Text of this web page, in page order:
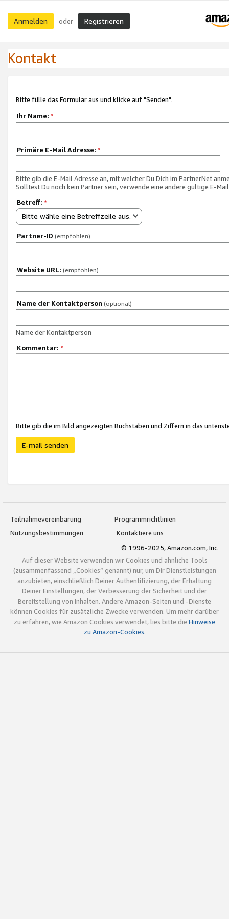
Anmelden oder Registrieren
Kontakt
Bitte fülle das Formular aus und klicke auf "Senden".
Ihr Name: *
Primäre E-Mail Adresse: *
Bitte gib die E-Mail Adresse an, mit welcher Du Dich im PartnerNet
Solltest Du noch kein Partner sein, verwende eine andere gültige E-
Betreff: *
Bitte wähle eine Betreffzeile aus.
Partner-ID (empfohlen)
Website URL: (empfohlen)
Name der Kontaktperson (optional)
Name der Kontaktperson
Kommentar: *
Bitte gib die im Bild angezeigten Buchstaben und Ziffern in das
E-mail senden
Teilnahmevereinbarung
Programmrichtlinien
Nutzungsbestimmungen
Kontaktiere uns
© 1996-2025, Amazon.com, Inc.
Auf dieser Website verwenden wir Cookies und ähnliche Tools
(zusammenfassend „Cookies“ genannt) nur, um Dir Dienstleistungen
anzubieten, einschließlich Deiner Authentifizierung, der Erhaltung
Deiner Einstellungen, der Verbesserung der Sicherheit und der
Bereitstellung von Inhalten. Andere Amazon-Seiten und -Dienste
können Cookies für zusätzliche Zwecke verwenden. Um mehr darüber
zu erfahren, wie Amazon Cookies verwendet, lies bitte die Hinweise
zu Amazon-Cookies.